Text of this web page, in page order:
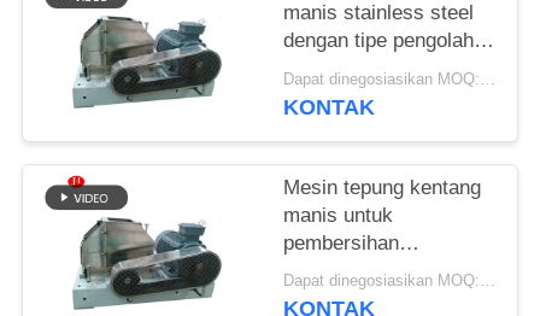
manis stainless steel
dengan tipe pengolahan
terus menerus dan
peralatan rasper
Dapat dinegosiasikan MOQ:1 Set
KONTAK
Mesin tepung kentang
manis untuk
pembersihan
penggilingan
pengolahan kemasan
Dapat dinegosiasikan MOQ:1 Set
KONTAK